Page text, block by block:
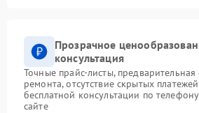
Прозрачное
консультация
Точные прайс-листы,
ремонта, отсутствие скрытых
бесплатной консультации по
сайте